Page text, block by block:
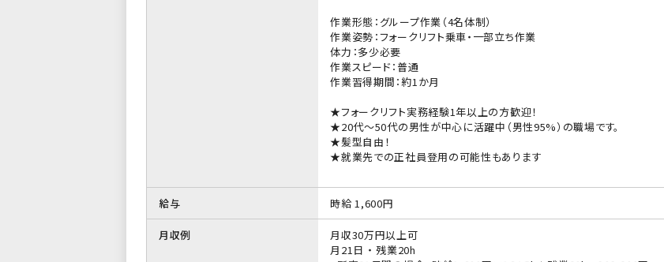
作業形態：グループ作業（4名体制）
作業姿勢：フォークリフト乗車・一部立ち作業
体力：多少必要
作業スピード：普通
作業習得期間：約1か月
★フォークリフト実務経験1年以上の方歓迎！
★20代〜50代の男性が中心に活躍中（男性95%）の職場です。
★髪型自由！
★就業先での正社員登用の可能性もあります
給与 時給 1,600円
月収例
月収30万円以上可
月21日 ・ 残業20h